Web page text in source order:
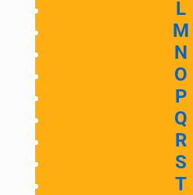
L
M
N
O
P
Q
R
S
T